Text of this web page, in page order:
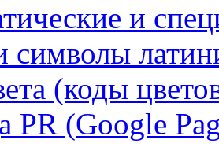
и
символы
(коды
PR (Google